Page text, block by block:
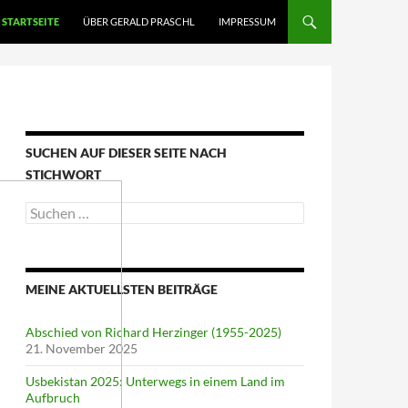
STARTSEITE ÜBER GERALD PRASCHL IMPRESSUM
SUCHEN AUF DIESER SEITE NACH
STICHWORT
Suche
nach:
MEINE AKTUELLSTEN BEITRÄGE
Abschied von Richard Herzinger (1955-2025)
21. November 2025
Usbekistan 2025: Unterwegs in einem Land im
Aufbruch